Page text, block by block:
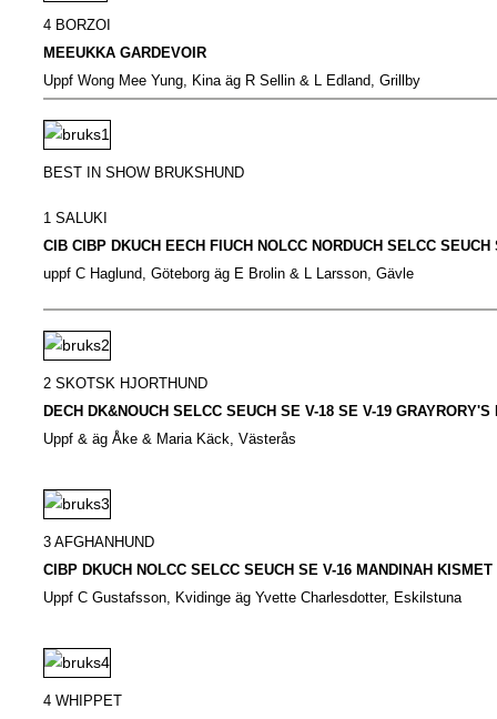
4 BORZOI
MEEUKKA GARDEVOIR
Uppf Wong Mee Yung, Kina äg R Sellin & L Edland, Grillby
BEST IN SHOW BRUKSHUND
1 SALUKI
CIB CIBP DKUCH EECH FIUCH NOLCC NORDUCH SELCC SEUCH
uppf C Haglund, Göteborg äg E Brolin & L Larsson, Gävle
2 SKOTSK HJORTHUND
DECH DK&NOUCH SELCC SEUCH SE V-18 SE V-19 GRAYRORY'S
Uppf & äg Åke & Maria Käck, Västerås
3 AFGHANHUND
CIBP DKUCH NOLCC SELCC SEUCH SE V-16 MANDINAH KISMET
Uppf C Gustafsson, Kvidinge äg Yvette Charlesdotter, Eskilstuna
4 WHIPPET